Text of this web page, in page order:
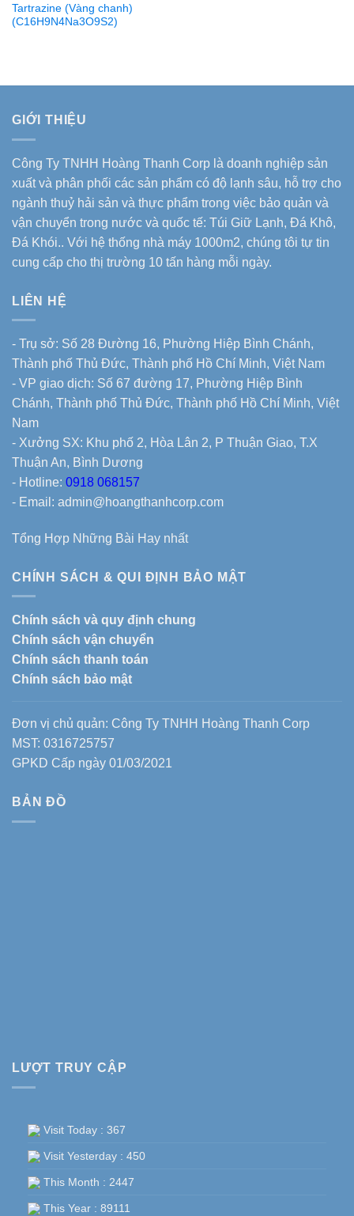
Tartrazine (Vàng chanh)
(C16H9N4Na3O9S2)
GIỚI THIỆU
Công Ty TNHH Hoàng Thanh Corp là doanh nghiệp sản
xuất và phân phối các sản phẩm có độ lạnh sâu, hỗ trợ cho
ngành thuỷ hải sản và thực phẩm trong việc bảo quản và
vận chuyển trong nước và quốc tế: Túi Giữ Lạnh, Đá Khô,
Đá Khói.. Với hệ thống nhà máy 1000m2, chúng tôi tự tin
cung cấp cho thị trường 10 tấn hàng mỗi ngày.
LIÊN HỆ
- Trụ sở: Số 28 Đường 16, Phường Hiệp Bình Chánh,
Thành phố Thủ Đức, Thành phố Hồ Chí Minh, Việt Nam
- VP giao dịch: Số 67 đường 17, Phường Hiệp Bình
Chánh, Thành phố Thủ Đức, Thành phố Hồ Chí Minh, Việt
Nam
- Xưởng SX: Khu phố 2, Hòa Lân 2, P Thuận Giao, T.X
Thuận An, Bình Dương
- Hotline: 0918 068157
- Email: admin@hoangthanhcorp.com
Tổng Hợp Những Bài Hay nhất
CHÍNH SÁCH & QUI ĐỊNH BẢO MẬT
Chính sách và quy định chung
Chính sách vận chuyển
Chính sách thanh toán
Chính sách bảo mật
Đơn vị chủ quản: Công Ty TNHH Hoàng Thanh Corp
MST: 0316725757
GPKD Cấp ngày 01/03/2021
BẢN ĐỒ
LƯỢT TRUY CẬP
Visit Today : 367
Visit Yesterday : 450
This Month : 2447
This Year : 89111